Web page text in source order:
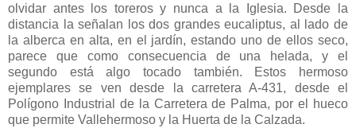
olvidar antes los toreros y nunca a la Iglesia. Desde la
distancia la señalan los dos grandes eucaliptus, al lado de
la alberca en alta, en el jardín, estando uno de ellos seco,
parece que como consecuencia de una helada, y el
segundo está algo tocado también. Estos hermoso
ejemplares se ven desde la carretera A-431, desde el
Polígono Industrial de la Carretera de Palma, por el hueco
que permite Vallehermoso y la Huerta de la Calzada.